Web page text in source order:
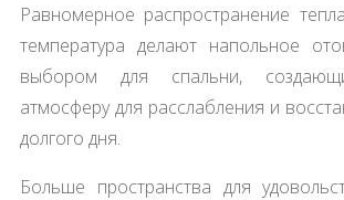
Равномерное распространение
температура делают напольное
выбором для спальни,
атмосферу для расслабления и
долгого дня.
Больше пространства для